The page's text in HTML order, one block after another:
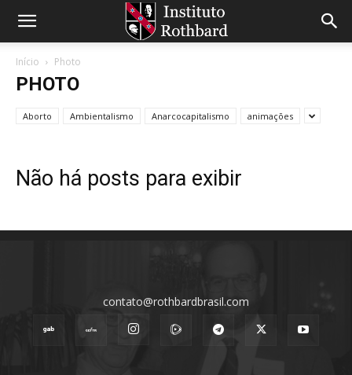
Início Photo
PHOTO
Aborto Ambientalismo Anarcocapitalismo animações
Não há posts para exibir
contato@rothbardbrasil.com